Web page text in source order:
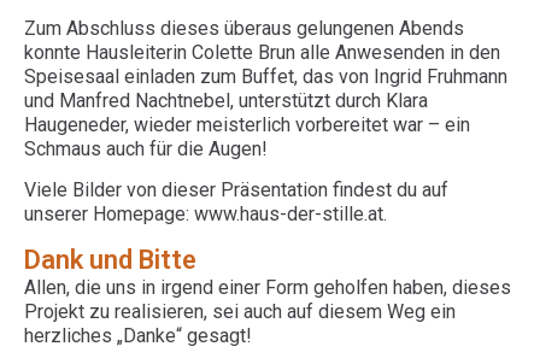
Zum Abschluss dieses überaus gelungenen Abends
konnte Hausleiterin Colette Brun alle Anwesenden in den
Speisesaal einladen zum Buffet, das von Ingrid Fruhmann
und Manfred Nachtnebel, unterstützt durch Klara
Haugeneder, wieder meisterlich vorbereitet war – ein
Schmaus auch für die Augen!
Viele Bilder von dieser Präsentation findest du auf
unserer Homepage: www.haus-der-stille.at.
Dank und Bitte
Allen, die uns in irgend einer Form geholfen haben, dieses
Projekt zu realisieren, sei auch auf diesem Weg ein
herzliches „Danke“ gesagt!